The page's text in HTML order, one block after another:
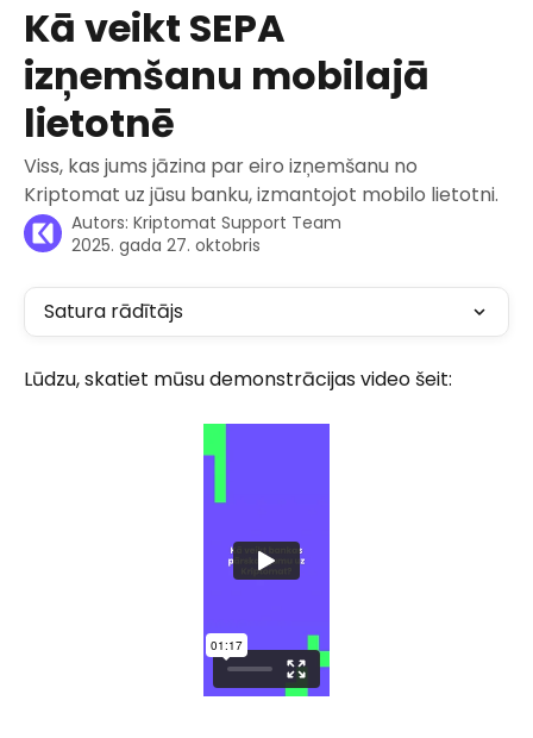
Kā veikt SEPA
izņemšanu mobilajā
lietotnē
Viss, kas jums jāzina par eiro izņemšanu no
Kriptomat uz jūsu banku, izmantojot mobilo lietotni.
Autors: Kriptomat Support Team
2025. gada 27. oktobris
Satura rādītājs
Lūdzu, skatiet mūsu demonstrācijas video šeit: